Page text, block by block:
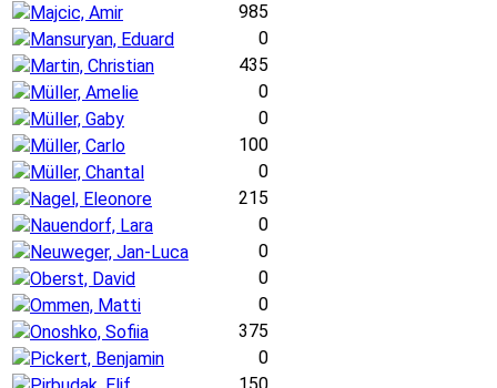
Majcic, Amir
985
Mansuryan, Eduard
0
Martin, Christian
435
Müller, Amelie
0
Müller, Gaby
0
Müller, Carlo
100
Müller, Chantal
0
Nagel, Eleonore
215
Nauendorf, Lara
0
Neuweger, Jan-Luca
0
Oberst, David
0
Ommen, Matti
0
Onoshko, Sofiia
375
Pickert, Benjamin
0